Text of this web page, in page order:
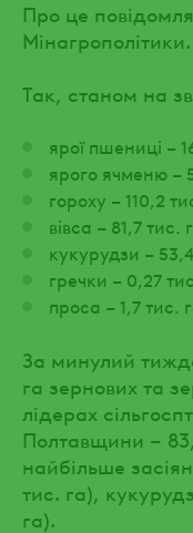
Про це
Мінагрополітики.
Так, станом на
ярої пшениці –
ярого ячменю –
гороху – 110,2
вівса – 81,7 тис.
кукурудзи –
гречки – 0,27
проса – 1,7 тис.
За минулий
га зернових та
лідерах
Полтавщини –
найбільше
тис. га),
га).